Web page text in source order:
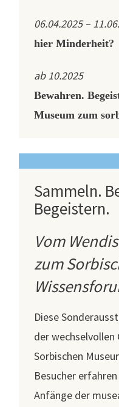
06.04.2025 –
hier Minderheit?
ab 10.2025
Bewahren.
Museum zum
Sammeln.
Begeistern.
Vom
zum
Diese
der wechselvollen
Sorbischen
Besucher
Anfänge der